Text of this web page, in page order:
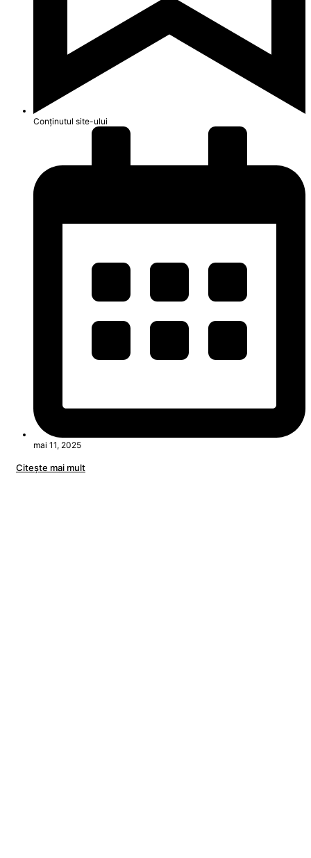
Conținutul site-ului
mai 11, 2025
Citeşte mai mult